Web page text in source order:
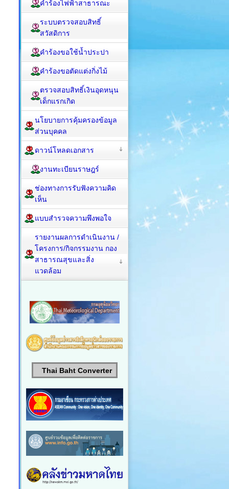
คำร้องไฟฟ้าสาธารณะ
ระบบตรวจสอบสิทธิ์
สวัสดิการ
คำร้องขอใช้น้ำประปา
คำร้องขอตัดแต่งกิ่งไม้
ตรวจสอบสิทธิ์เงินอุดหนุน
เด็กแรกเกิด
นโยบายการคุ้มครองข้อมูล
ส่วนบุคคล
ดาวน์โหลดเอกสาร
งานทะเบียนราษฎร์
ช่องทางการรับฟังความคิด
เห็น
แบบสำรวจความพึงพอใจ
รายงานผลการดำเนินงาน /
โครงการ/กิจกรรมงาน กอง
สาธารณสุขและสิ่ง
แวดล้อม
Thai Baht Converter